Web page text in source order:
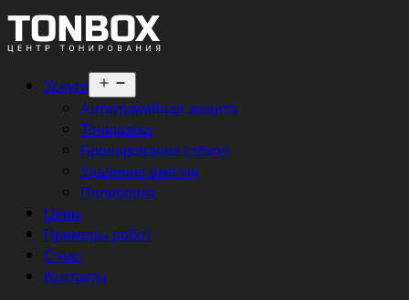
Услуги
меню
Антигравийная защита
Тонировка
Бронирование стёкол
Удаление вмятин
Полировка
Цены
Примеры работ
О нас
Контакты